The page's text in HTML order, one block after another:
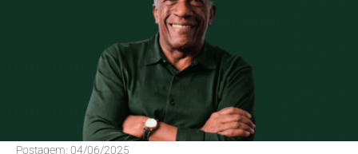
Postagem: 04/06/2025